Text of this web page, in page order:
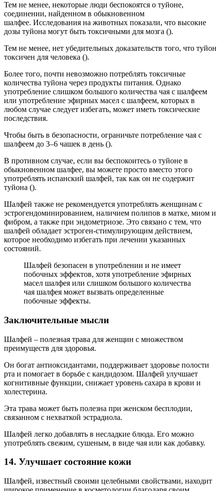
Тем не менее, некоторые люди беспокоятся о туйоне,
соединении, найденном в обыкновенном
шалфее. Исследования на животных показали, что высокие
дозы туйона могут быть токсичными для мозга ().
Тем не менее, нет убедительных доказательств того, что туйон
токсичен для человека ().
Более того, почти невозможно потреблять токсичные
количества туйона через продукты питания. Однако
употребление слишком большого количества чая с шалфеем
или употребление эфирных масел с шалфеем, которых в
любом случае следует избегать, может иметь токсические
последствия.
Чтобы быть в безопасности, ограничьте потребление чая с
шалфеем до 3–6 чашек в день ().
В противном случае, если вы беспокоитесь о туйоне в
обыкновенном шалфее, вы можете просто вместо этого
употреблять испанский шалфей, так как он не содержит
туйона ().
Шалфей также не рекомендуется употреблять женщинам с
эстрогендоминированием, наличием полипов в матке, миом и
фибром, а также при эндометриозе. Это связано с тем, что
шалфей обладает эстроген-стимулирующим действием,
которое необходимо избегать при лечении указанных
состояний.
Шалфей безопасен в употреблении и не имеет
побочных эффектов, хотя употребление эфирных
масел шалфея или слишком большого количества
чая шалфея может вызвать определенные
побочные эффекты.
Заключительные мысли
Шалфей – полезная трава для женщин с множеством
преимуществ для здоровья.
Он богат антиоксидантами, поддерживает здоровье полости
рта и помогает в борьбе с кандидозом. Шалфей улучшает
когнитивные функции, снижает уровень сахара в крови и
холестерина.
Эта трава может быть полезна при женском бесплодии,
связанном с нехваткой эстрадиола.
Шалфей легко добавлять в несладкие блюда. Его можно
употреблять свежим, сушеным, в виде чая или как добавку.
14. Улучшает состояние кожи
Шалфей, известный своими целебными свойствами, находит